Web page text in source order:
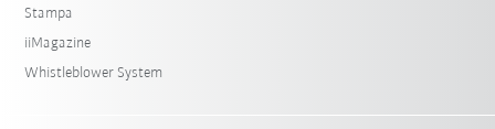
Stampa
iiMagazine
Whistleblower System